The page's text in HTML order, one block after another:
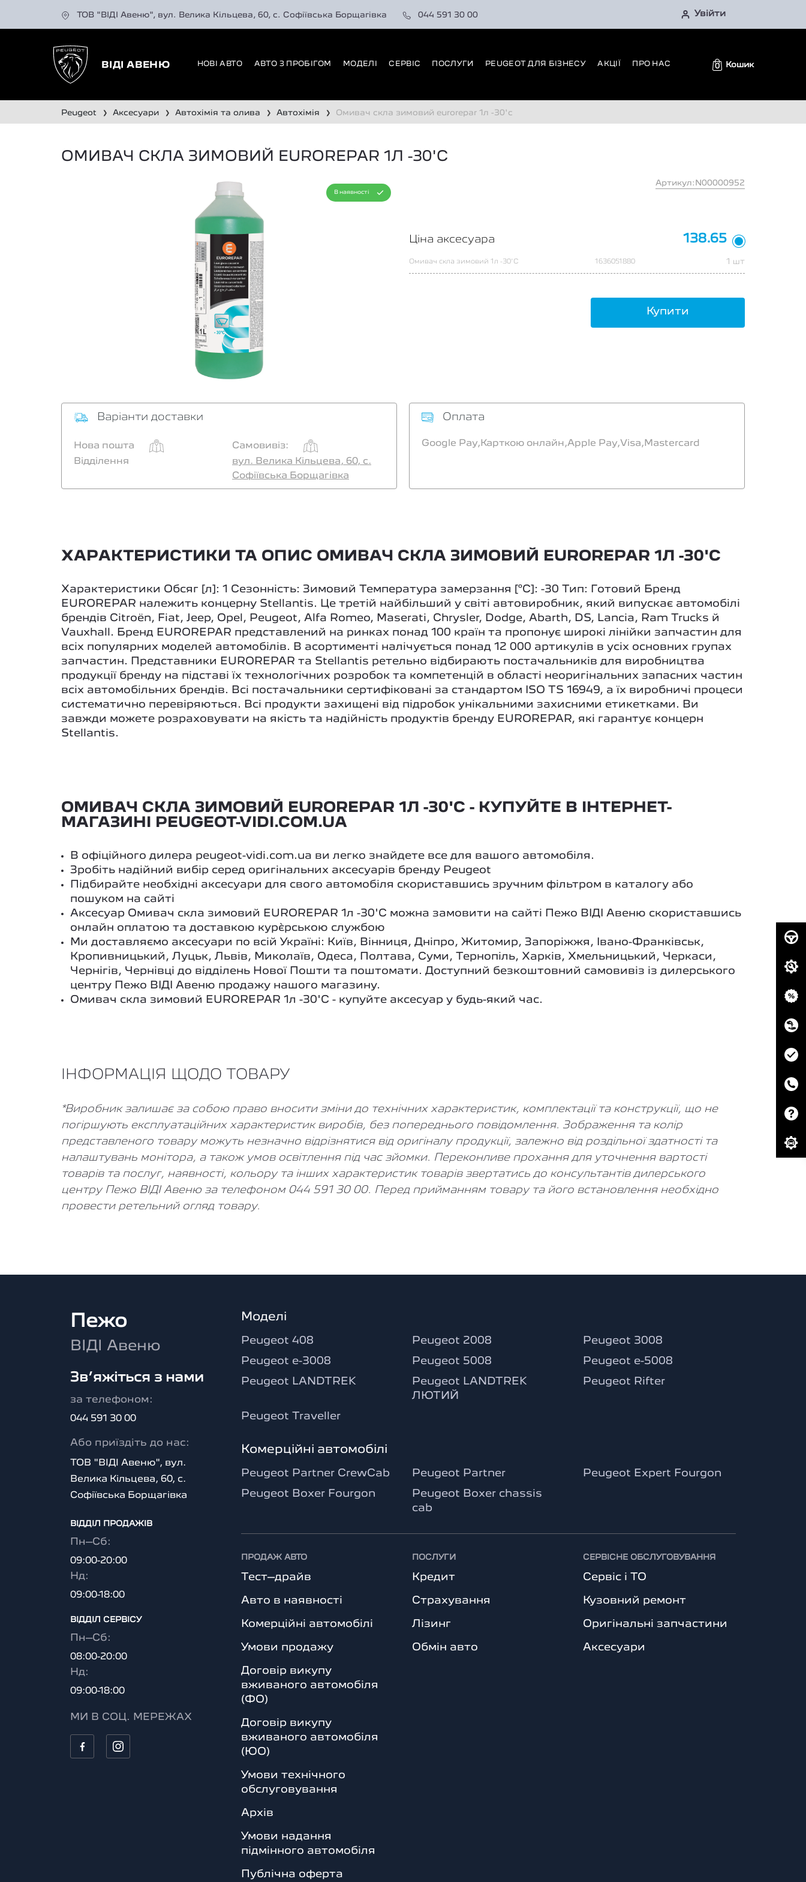
ТОВ "ВІДІ Авеню", вул. Велика Кільцева, 60, с. Софіївська Борщагівка 044 591 30 00 Увійти
ВІДІ АВЕНЮ НОВІ АВТО АВТО З ПРОБІГОМ МОДЕЛІ СЕРВІС ПОСЛУГИ PEUGEOT ДЛЯ БІЗНЕСУ АКЦІЇ ПРО НАС 0 Кошик
peugeot ❯ аксесуари ❯ автохімія та олива ❯ автохімія ❯ омивач скла зимовий eurorepar 1л -30'c
ОМИВАЧ СКЛА ЗИМОВИЙ EUROREPAR 1Л -30'C
В наявності
Артикул:N00000952
Ціна аксесуара 138.65
Омивач скла зимовий 1л -30'C 1636051880 1 шт
Купити
Варіанти доставки
Нова пошта
Самовивіз:
Відділення
вул. Велика Кільцева, 60, с.
Софіївська Борщагівка
Оплата
Google Pay, Карткою онлайн,Apple Pay,Visa, Mastercard
ХАРАКТЕРИСТИКИ ТА ОПИС ОМИВАЧ СКЛА ЗИМОВИЙ EUROREPAR 1Л -30'C
Характеристики Обсяг [л]: 1 Сезонність: Зимовий Температура замерзання [°C]: -30 Тип: Готовий Бренд
EUROREPAR належить концерну Stellantis. Це третій найбільший у світі автовиробник, який випускає автомобілі
брендів Citroën, Fiat, Jeep, Opel, Peugeot, Alfa Romeo, Maserati, Chrysler, Dodge, Abarth, DS, Lancia, Ram Trucks й
Vauxhall. Бренд EUROREPAR представлений на ринках понад 100 країн та пропонує широкі лінійки запчастин для
всіх популярних моделей автомобілів. В асортименті налічується понад 12 000 артикулів в усіх основних групах
запчастин. Представники EUROREPAR та Stellantis ретельно відбирають постачальників для виробництва
продукції бренду на підставі їх технологічних розробок та компетенцій в області неоригінальних запасних частин
всіх автомобільних брендів. Всі постачальники сертифіковані за стандартом ISO TS 16949, а їх виробничі процеси
систематично перевіряються. Всі продукти захищені від підробок унікальними захисними етикетками. Ви
завжди можете розраховувати на якість та надійність продуктів бренду EUROREPAR, які гарантує концерн
Stellantis.
ОМИВАЧ СКЛА ЗИМОВИЙ EUROREPAR 1Л -30'C - КУПУЙТЕ В ІНТЕРНЕТ-
МАГАЗИНІ PEUGEOT-VIDI.COM.UA
В офіційного дилера peugeot-vidi.com.ua ви легко знайдете все для вашого автомобіля.
Зробіть надійний вибір серед оригінальних аксесуарів бренду Peugeot
Підбирайте необхідні аксесуари для свого автомобіля скориставшись зручним фільтром в каталогу або
пошуком на сайті
Аксесуар Омивач скла зимовий EUROREPAR 1л -30'C можна замовити на сайті Пежо ВІДІ Авеню скориставшись
онлайн оплатою та доставкою кур`єрською службою
Ми доставляємо аксесуари по всій Україні: Київ, Вінниця, Дніпро, Житомир, Запоріжжя, Івано-Франківськ,
Кропивницький, Луцьк, Львів, Миколаїв, Одеса, Полтава, Суми, Тернопіль, Харків, Хмельницький, Черкаси,
Чернігів, Чернівці до відділень Нової Пошти та поштомати. Доступний безкоштовний самовивіз із дилерського
центру Пежо ВІДІ Авеню продажу нашого магазину.
Омивач скла зимовий EUROREPAR 1л -30'C - купуйте аксесуар у будь-який час.
ІНФОРМАЦІЯ ЩОДО ТОВАРУ
*Виробник залишає за собою право вносити зміни до технічних характеристик, комплектації та конструкції, що не
погіршують експлуатаційних характеристик виробів, без попереднього повідомлення. Зображення та колір
представленого товару можуть незначно відрізнятися від оригіналу продукції, залежно від роздільної здатності та
налаштувань монітора, а також умов освітлення під час зйомки. Переконливе прохання для уточнення вартості
товарів та послуг, наявності, кольору та інших характеристик товарів звертатись до консультантів дилерського
центру Пежо ВІДІ Авеню за телефоном 044 591 30 00. Перед прийманням товару та його встановлення необхідно
провести ретельний огляд товару.
Пежо
ВІДІ Авеню
Зв’яжіться з нами
за телефоном:
044 591 30 00
Або приїздіть до нас:
ТОВ "ВІДІ Авеню", вул.
Велика Кільцева, 60, с.
Софіївська Борщагівка
ВІДДІЛ ПРОДАЖІВ
Пн–Сб:
09:00-20:00
Нд:
09:00-18:00
ВІДДІЛ CЕРВІСУ
Пн–Сб:
08:00-20:00
Нд:
09:00-18:00
МИ В СОЦ. МЕРЕЖАХ
Моделі
Peugeot 408 Peugeot 2008 Peugeot 3008
Peugeot e-3008 Peugeot 5008 Peugeot e-5008
Peugeot LANDTREK
Peugeot LANDTREK
ЛЮТИЙ
Peugeot Rifter
Peugeot Traveller
Комерційні автомобілі
Peugeot Partner CrewCab Peugeot Partner Peugeot Expert Fourgon
Peugeot Boxer Fourgon
Peugeot Boxer chassis
cab
ПРОДАЖ АВТО
Тест–драйв
Авто в наявності
Комерційні автомобілі
Умови продажу
Договір викупу
вживаного автомобіля
(ФО)
Договір викупу
вживаного автомобіля
(ЮО)
Умови технічного
обслуговування
Архів
Умови надання
підмінного автомобіля
Публічна оферта
ПОСЛУГИ
Кредит
Страхування
Лізинг
Обмін авто
СЕРВІСНЕ ОБСЛУГОВУВАННЯ
Сервіс і ТО
Кузовний ремонт
Оригінальні запчастини
Аксесуари